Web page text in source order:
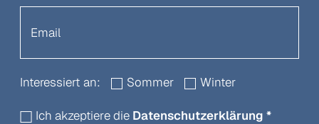
Interessiert an: Sommer Winter
Ich akzeptiere die Datenschutzerklärung*